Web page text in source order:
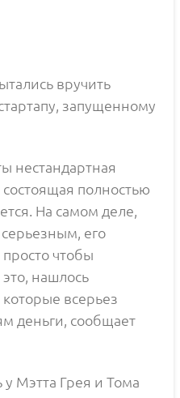
вручить
запущенному
нестандартная
состоящая полностью
На самом деле,
его
просто чтобы
нашлось
всерьез
деньги, сообщает
Мэтта Грея и Тома